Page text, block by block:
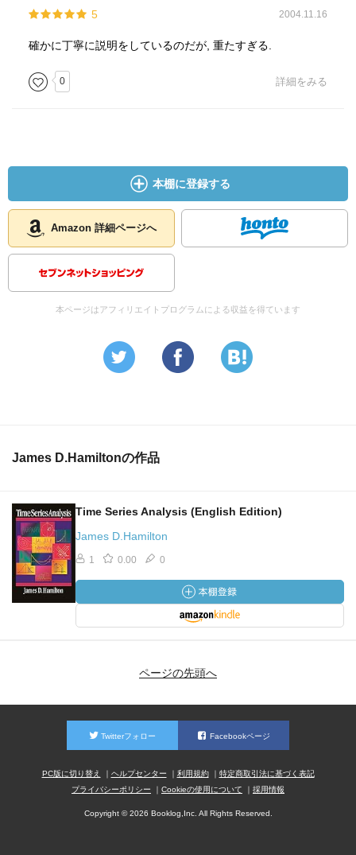
5 2004.11.16
確かに丁寧に説明をしているのだが, 重たすぎる.
0 詳細をみる
本棚に登録する
Amazon 詳細ページへ
本ページはアフィリエイトプログラムによる収益を得ています
James D.Hamiltonの作品
Time Series Analysis (English Edition)
James D.Hamilton
1 0.00 0
ページの先頭へ
Twitterフォロー Facebookページ
PC版に切り替え ヘルプセンター 利用規約
特定商取引法に基づく表記
プライバシーポリシー
Cookieの使用について 採用情報
Copyright © 2026 Booklog,Inc. All Rights Reserved.